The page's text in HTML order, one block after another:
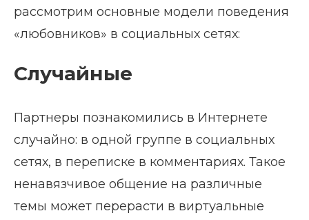
рассмотрим основные модели поведения
«любовников» в социальных сетях:
Случайные
Партнеры познакомились в Интернете
случайно: в одной группе в социальных
сетях, в переписке в комментариях. Такое
ненавязчивое общение на различные
темы может перерасти в виртуальные